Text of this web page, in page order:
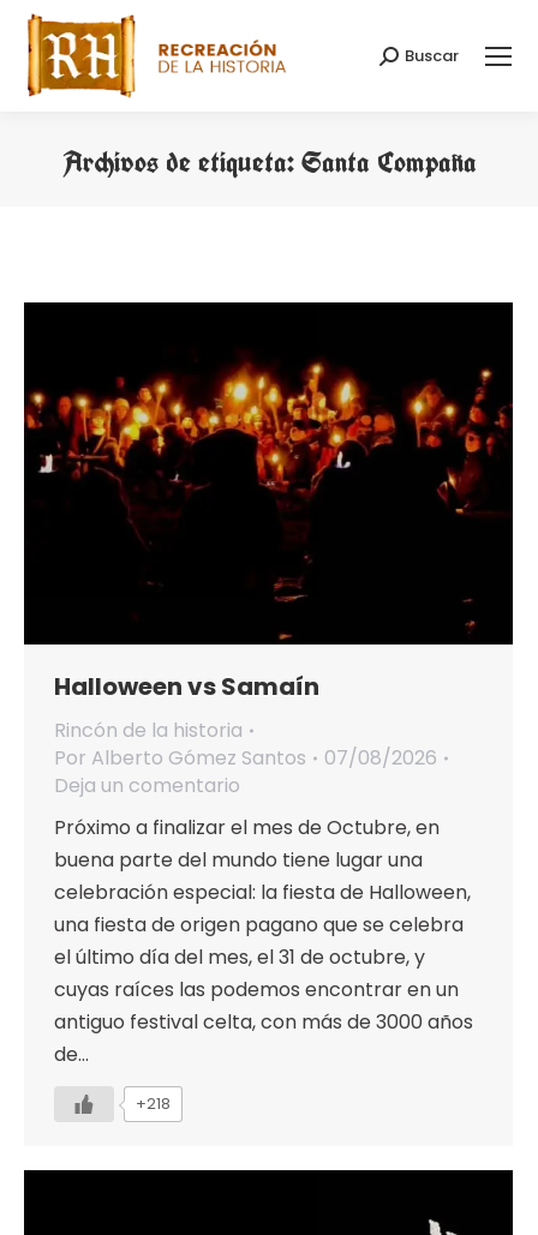
Buscar:
Buscar
Archivos de etiqueta:Santa Compaña
Halloween vs Samaín
Rincón de la historia
Por Alberto Gómez Santos
07/08/2026
Deja un comentario
Próximo a finalizar el mes de Octubre, en
buena parte del mundo tiene lugar una
celebración especial: la fiesta de Halloween,
una fiesta de origen pagano que se celebra
el último día del mes, el 31 de octubre, y
cuyas raíces las podemos encontrar en un
antiguo festival celta, con más de 3000 años
de…
+218